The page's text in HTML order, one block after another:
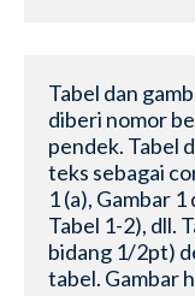
Tabel dan
diberi nomor
pendek. Tabel
teks sebagai
1 (a), Gambar
Tabel 1-2), dll.
bidang 1/2pt)
tabel. Gambar